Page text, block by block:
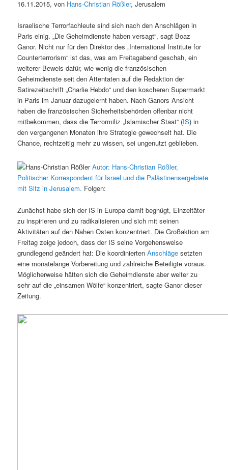
16.11.2015, von Hans-Christian Rößler, Jerusalem
Israelische Terrorfachleute sind sich nach den Anschlägen in
Paris einig. „Die Geheimdienste haben versagt“, sagt Boaz
Ganor. Nicht nur für den Direktor des „International Institute for
Counterterrorism“ ist das, was am Freitagabend geschah, ein
weiterer Beweis dafür, wie wenig die französischen
Geheimdienste seit den Attentaten auf die Redaktion der
Satirezeitschrift „Charlie Hebdo“ und den koscheren Supermarkt
in Paris im Januar dazugelernt haben. Nach Ganors Ansicht
haben die französischen Sicherheitsbehörden offenbar nicht
mitbekommen, dass die Terrormiliz „Islamischer Staat“ (IS) in
den vergangenen Monaten ihre Strategie gewechselt hat. Die
Chance, rechtzeitig mehr zu wissen, sei ungenutzt geblieben.
Autor: Hans-Christian Rößler,
Politischer Korrespondent für Israel und die Palästinensergebiete
mit Sitz in Jerusalem. Folgen:
Zunächst habe sich der IS in Europa damit begnügt, Einzeltäter
zu inspirieren und zu radikalisieren und sich mit seinen
Aktivitäten auf den Nahen Osten konzentriert. Die Großaktion am
Freitag zeige jedoch, dass der IS seine Vorgehensweise
grundlegend geändert hat: Die koordiniertenAnschläge setzten
eine monatelange Vorbereitung und zahlreiche Beteiligte voraus.
Möglicherweise hätten sich die Geheimdienste aber weiter zu
sehr auf die „einsamen Wölfe“ konzentriert, sagte Ganor dieser
Zeitung.